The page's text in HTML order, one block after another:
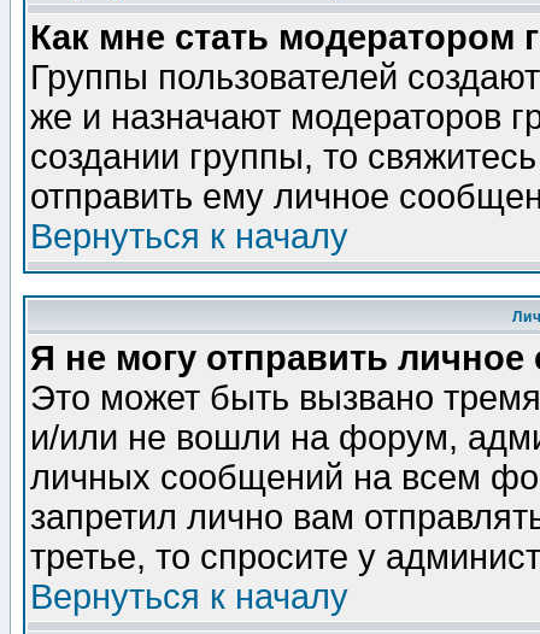
Как мне стать модератором
Группы пользователей
же и назначают модераторов
создании группы, то
отправить ему личное
Вернуться к началу
Я не могу отправить
Это может быть вызвано
и/или не вошли на форум,
личных сообщений на всем
запретил лично вам
третье, то спросите у
Вернуться к началу